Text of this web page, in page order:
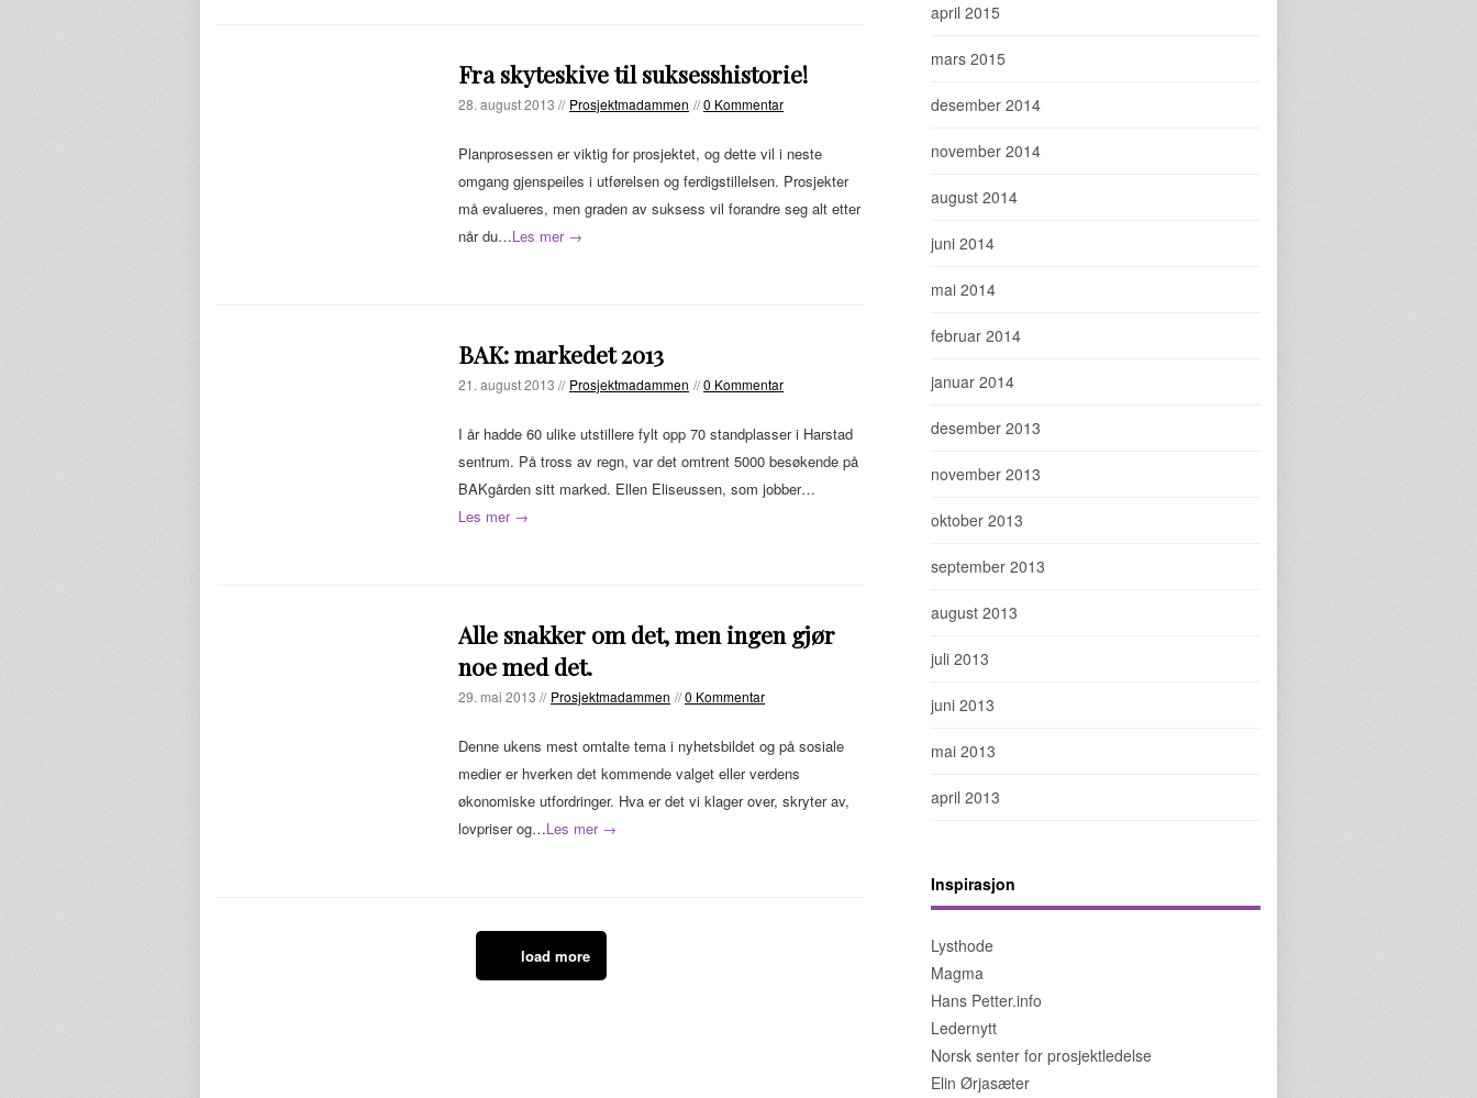
Fra skyteskive til suksesshistorie!
28. august 2013 // Prosjektmadammen //0 Kommentar
Planprosessen er viktig for prosjektet, og dette vil i neste
omgang gjenspeiles i utførelsen og ferdigstillelsen. Prosjekter
må evalueres, men graden av suksess vil forandre seg alt etter
når du…Les mer →
BAK: markedet 2013
21. august 2013 // Prosjektmadammen //0 Kommentar
I år hadde 60 ulike utstillere fylt opp 70 standplasser i Harstad
sentrum. På tross av regn, var det omtrent 5000 besøkende på
BAKgården sitt marked. Ellen Eliseussen, som jobber…
Les mer →
Alle snakker om det, men ingen gjør
noe med det.
29. mai 2013 // Prosjektmadammen //0 Kommentar
Denne ukens mest omtalte tema i nyhetsbildet og på sosiale
medier er hverken det kommende valget eller verdens
økonomiske utfordringer. Hva er det vi klager over, skryter av,
lovpriser og…Les mer →
load more
april 2015
mars 2015
desember 2014
november 2014
august 2014
juni 2014
mai 2014
februar 2014
januar 2014
desember 2013
november 2013
oktober 2013
september 2013
august 2013
juli 2013
juni 2013
mai 2013
april 2013
Inspirasjon
Lysthode
Magma
Hans Petter.info
Ledernytt
Norsk senter for prosjektledelse
Elin Ørjasæter